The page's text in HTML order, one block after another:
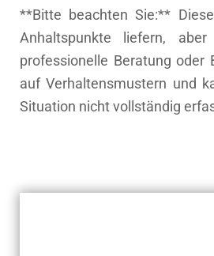
**Bitte beachten Sie:**
Anhaltspunkte liefern,
professionelle Beratung oder
auf Verhaltensmustern und
Situation nicht vollständig